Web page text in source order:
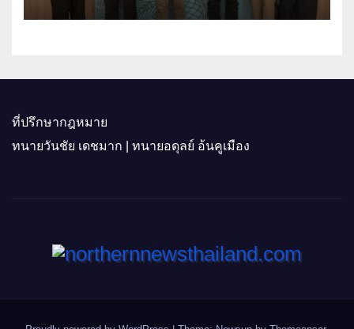
ที่ปรึกษากฎหมาย
ทนายวันชัย เดชมาก | ทนายอดุลย์ อ้นคูเมือง